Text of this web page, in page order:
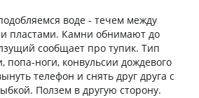
воде - течем между
пластами. Камни обнимают до
сообщает про тупик. Тип
попа-ноги, конвульсии дождевого
телефон и снять друг друга с
Ползем в другую сторону.